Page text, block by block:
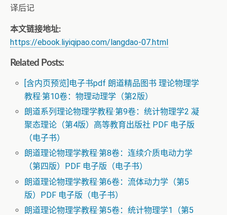
译后记
本文链接地址:
https://ebook.liyiqipao.com/langdao-07.html
Related Posts:
[含内页预览]电子书pdf 朗道精品图书 理论物理学
教程·第10卷：物理动理学（第2版）
朗道系列理论物理学教程·第9卷：统计物理学2 凝
聚态理论（第4版）高等教育出版社 PDF 电子版
（电子书）
朗道理论物理学教程·第8卷：连续介质电动力学
（第四版）PDF 电子版（电子书）
朗道理论物理学教程·第6卷：流体动力学（第5
版）PDF 电子版（电子书）
朗道理论物理学教程·第5卷：统计物理学1（第5